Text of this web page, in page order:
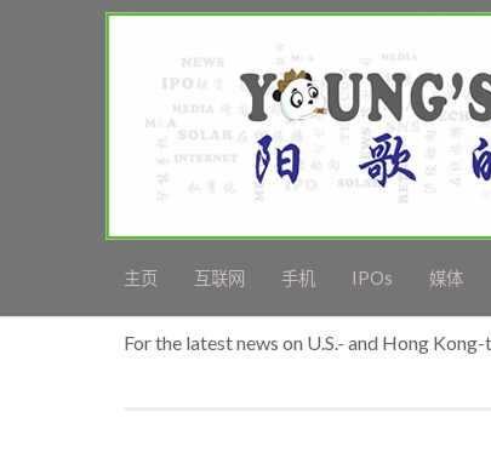
主页 互联网 手机 IPOs 媒体
For the latest news on U.S.- and Hong